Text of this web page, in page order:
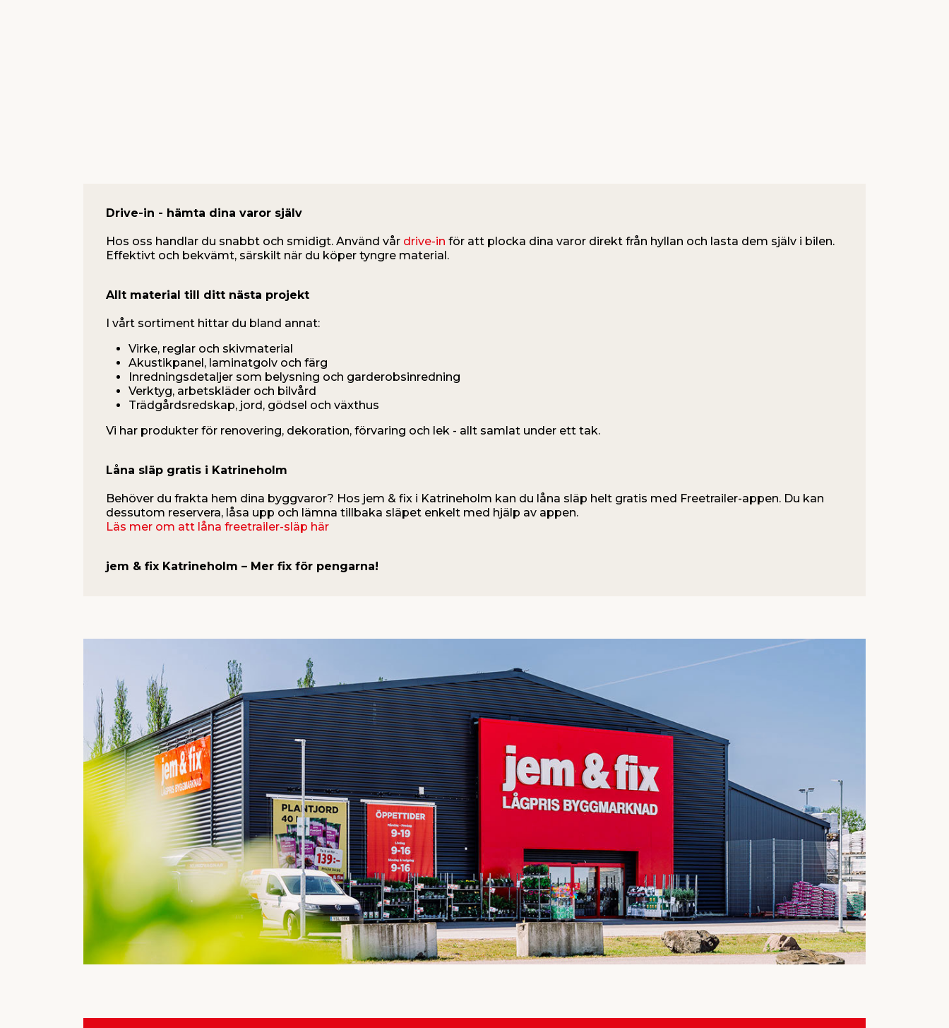
Drive-in - hämta dina varor själv
Hos oss handlar du snabbt och smidigt. Använd vår drive-in för att plocka dina varor direkt från hyllan och lasta dem själv i bilen.
Effektivt och bekvämt, särskilt när du köper tyngre material.
Allt material till ditt nästa projekt
I vårt sortiment hittar du bland annat:
Virke, reglar och skivmaterial
Akustikpanel, laminatgolv och färg
Inredningsdetaljer som belysning och garderobsinredning
Verktyg, arbetskläder och bilvård
Trädgårdsredskap, jord, gödsel och växthus
Vi har produkter för renovering, dekoration, förvaring och lek - allt samlat under ett tak.
Låna släp gratis i Katrineholm
Behöver du frakta hem dina byggvaror? Hos jem & fix i Katrineholm kan du låna släp helt gratis med Freetrailer-appen. Du kan
dessutom reservera, låsa upp och lämna tillbaka släpet enkelt med hjälp av appen.
Läs mer om att låna freetrailer-släp här
jem & fix Katrineholm – Mer fix för pengarna!